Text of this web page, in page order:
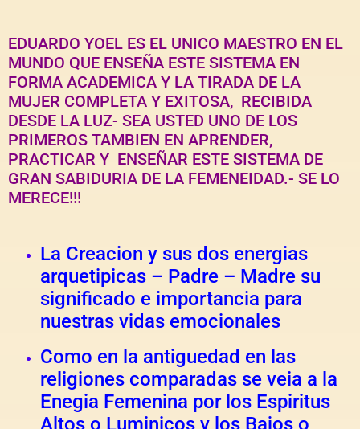
EDUARDO YOEL ES EL UNICO MAESTRO EN EL
MUNDO QUE ENSEÑA ESTE SISTEMA EN
FORMA ACADEMICA Y LA TIRADA DE LA
MUJER COMPLETA Y EXITOSA, RECIBIDA
DESDE LA LUZ- SEA USTED UNO DE LOS
PRIMEROS TAMBIEN EN APRENDER,
PRACTICAR Y ENSEÑAR ESTE SISTEMA DE
GRAN SABIDURIA DE LA FEMENEIDAD.- SE LO
MERECE!!!
La Creacion y sus dos energias
arquetipicas – Padre – Madre su
significado e importancia para
nuestras vidas emocionales
Como en la antiguedad en las
religiones comparadas se veia a la
Enegia Femenina por los Espiritus
Altos o Luminicos y los Bajos o